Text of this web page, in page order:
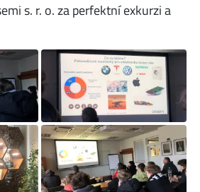
s. r. o. za perfektní exkurzi a